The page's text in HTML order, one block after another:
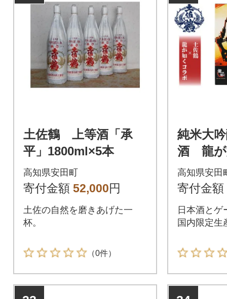
土佐鶴 上等酒「承
平」1800ml×5本
高知県安田町
寄付金額 52,000円
土佐の自然を磨きあげた一
杯。
（0件）
純米大
酒 龍が
鶴
高知県安田
寄付金額
日本酒とゲ
国内限定生